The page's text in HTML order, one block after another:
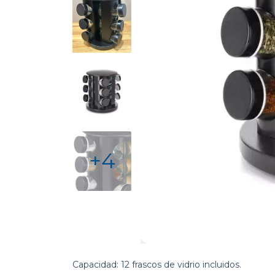
+4
Capacidad: 12 frascos de vidrio incluidos.